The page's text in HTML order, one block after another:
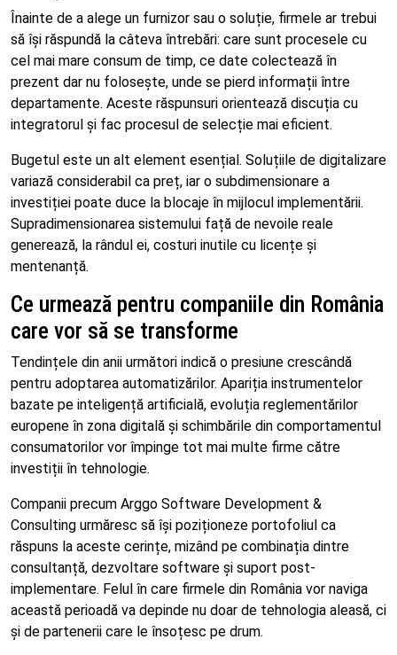
Înainte de a alege un furnizor sau o soluție, firmele ar trebui
să își răspundă la câteva întrebări: care sunt procesele cu
cel mai mare consum de timp, ce date colectează în
prezent dar nu folosește, unde se pierd informații între
departamente. Aceste răspunsuri orientează discuția cu
integratorul și fac procesul de selecție mai eficient.
Bugetul este un alt element esențial. Soluțiile de digitalizare
variază considerabil ca preț, iar o subdimensionare a
investiției poate duce la blocaje în mijlocul implementării.
Supradimensionarea sistemului față de nevoile reale
generează, la rândul ei, costuri inutile cu licențe și
mentenanță.
Ce urmează pentru companiile din România
care vor să se transforme
Tendințele din anii următori indică o presiune crescândă
pentru adoptarea automatizărilor. Apariția instrumentelor
bazate pe inteligență artificială, evoluția reglementărilor
europene în zona digitală și schimbările din comportamentul
consumatorilor vor împinge tot mai multe firme către
investiții în tehnologie.
Companii precum Arggo Software Development &
Consulting urmăresc să își poziționeze portofoliul ca
răspuns la aceste cerințe, mizând pe combinația dintre
consultanță, dezvoltare software și suport post-
implementare. Felul în care firmele din România vor naviga
această perioadă va depinde nu doar de tehnologia aleasă, ci
și de partenerii care le însoțesc pe drum.